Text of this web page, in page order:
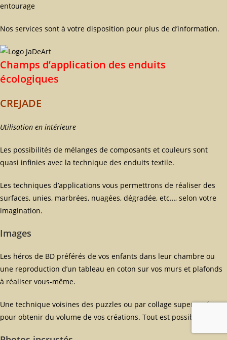
entourage
Nos services sont à votre disposition pour plus de d’information.
Champs d’application des enduits
écologiques
CREJADE
Utilisation en intérieure
Les possibilités de mélanges de composants et couleurs sont
quasi infinies avec la technique des enduits textile.
Les techniques d’applications vous permettrons de réaliser des
surfaces, unies, marbrées, nuagées, dégradée, etc…, selon votre
imagination.
Images
Les héros de BD préférés de vos enfants dans leur chambre ou
une reproduction d’un tableau en coton sur vos murs et plafonds
à réaliser vous-même.
Une technique voisines des puzzles ou par collage superposé
pour obtenir du volume de vos créations. Tout est possible.